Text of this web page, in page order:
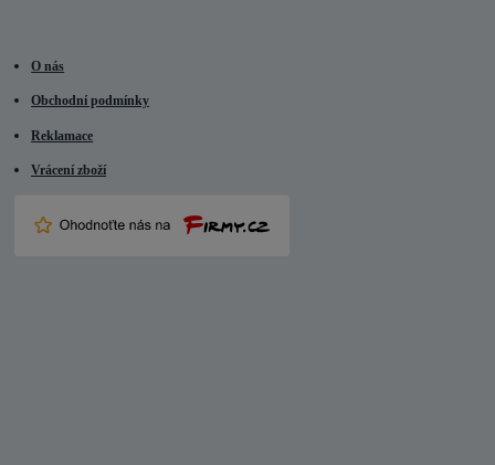
O nás
Obchodní podmínky
Reklamace
Vrácení zboží